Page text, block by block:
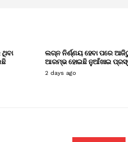
ଲଗ୍ନ ନିର୍ଣ୍ଣୟ ହେବା ପରେ
ଆରମ୍ଭ ହୋଇଛି ନୁଆଁଖାଇ
2 days ago